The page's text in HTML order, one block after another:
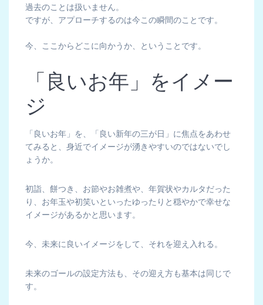
過去のことは扱いません。
ですが、アプローチするのは今この瞬間のことです。
今、ここからどこに向かうか、ということです。
「良いお年」をイメー
ジ
「良いお年」を、「良い新年の三が日」に焦点をあわせ
てみると、身近でイメージが湧きやすいのではないでし
ょうか。
初詣、餅つき、お節やお雑煮や、年賀状やカルタだった
り、お年玉や初笑いといったゆったりと穏やかで幸せな
イメージがあるかと思います。
今、未来に良いイメージをして、それを迎え入れる。
未来のゴールの設定方法も、その迎え方も基本は同じで
す。